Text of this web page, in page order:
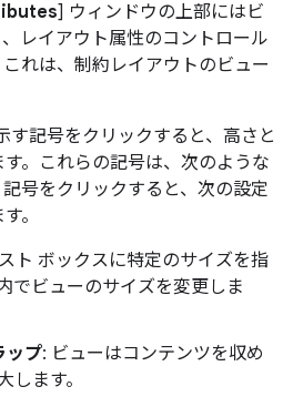
] ウィンドウの上部にはビ
レイアウト属性のコントロール
れは、制約レイアウトのビュー
す記号をクリックすると、高さと
。これらの記号は、次のような
号をクリックすると、次の設定
。
ト ボックスに特定のサイズを指
でビューのサイズを変更しま
ップ: ビューはコンテンツを収め
します。